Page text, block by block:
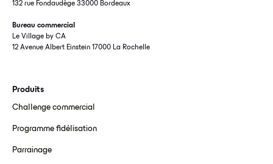
132 rue Fondaudège 33000 Bordeaux
Bureau commercial
Le Village by CA
12 Avenue Albert Einstein 17000 La Rochelle
Produits
Challenge commercial
Programme fidélisation
Parrainage